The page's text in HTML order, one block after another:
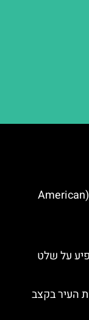
מוזיאון ההיסטוריה של הטבע בניו יורק (American
על שלט
העיר בקצב